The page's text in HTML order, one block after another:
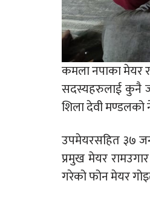
कमला नपाका मेयर
सदस्यहरुलाई कुनै
शिला देवी मण्डलको
उपमेयरसहित ३७
प्रमुख मेयर
गरेको फोन मेयर